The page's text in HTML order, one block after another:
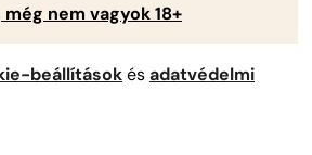
még nem vagyok 18+
beállításokésadatvédelmi